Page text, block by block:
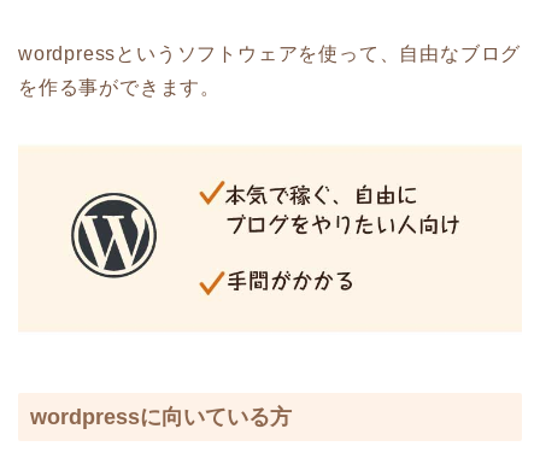
wordpressというソフトウェアを使って、自由なブログ
を作る事ができます。
wordpressに向いている方